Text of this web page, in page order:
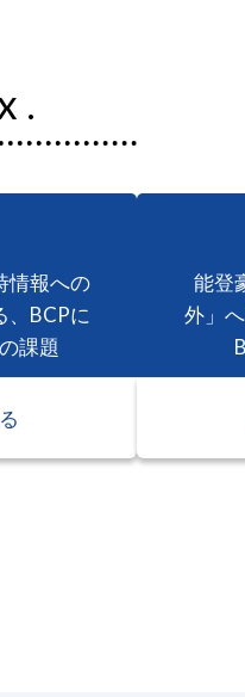
.
情報への
、BCPに
課題
能登
外」